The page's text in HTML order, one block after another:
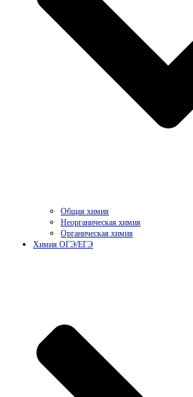
Общая химия
Неорганическая химия
Органическая химия
Химия ОГЭ/ЕГЭ